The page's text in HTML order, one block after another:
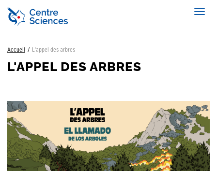
Aller
contenu
Accueil L'appel des arbres
L'APPEL DES ARBRES